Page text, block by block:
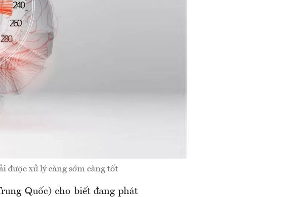
được xử lý càng sớm càng tốt
Quốc) cho biết đang phát